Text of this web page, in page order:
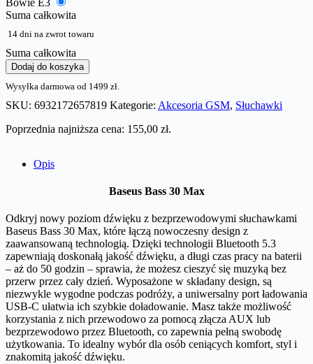
Suma całkowita
14 dni na zwrot towaru
Suma całkowita
i
l
o
ś
B
a
s
s
3
M
a
x
s
ł
u
c
Dodaj do koszyka
Wysyłka darmowa od 1499 zł.
SKU: 6932172657819 Kategorie: Akcesoria GSM, Słuchawki
Poprzednia najniższa cena: 155,00 zł.
Opis
Baseus Bass 30 Max
Odkryj nowy poziom dźwięku z bezprzewodowymi słuchawkami
Baseus Bass 30 Max, które łączą nowoczesny design z
zaawansowaną technologią. Dzięki technologii Bluetooth 5.3
zapewniają doskonałą jakość dźwięku, a długi czas pracy na baterii
– aż do 50 godzin – sprawia, że możesz cieszyć się muzyką bez
przerw przez cały dzień. Wyposażone w składany design, są
niezwykle wygodne podczas podróży, a uniwersalny port ładowania
USB-C ułatwia ich szybkie doładowanie. Masz także możliwość
korzystania z nich przewodowo za pomocą złącza AUX lub
bezprzewodowo przez Bluetooth, co zapewnia pełną swobodę
użytkowania. To idealny wybór dla osób ceniących komfort, styl i
znakomitą jakość dźwięku.